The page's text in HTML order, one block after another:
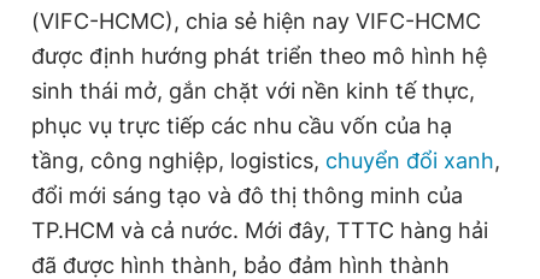
(VIFC-HCMC), chia sẻ hiện nay VIFC-HCMC
được định hướng phát triển theo mô hình hệ
sinh thái mở, gắn chặt với nền kinh tế thực,
phục vụ trực tiếp các nhu cầu vốn của hạ
tầng, công nghiệp, logistics, chuyển đổi xanh,
đổi mới sáng tạo và đô thị thông minh của
TP.HCM và cả nước. Mới đây, TTTC hàng hải
đã được hình thành, bảo đảm hình thành